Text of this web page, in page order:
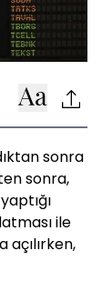
sonra
sonra,
ile
açılırken,